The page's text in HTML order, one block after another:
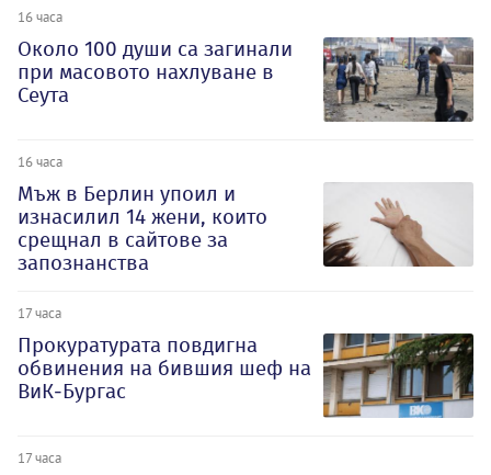
16 часа
Около 100 души са загинали
при масовото нахлуване в
Сеута
16 часа
Мъж в Берлин упоил и
изнасилил 14 жени, които
срещнал в сайтове за
запознанства
17 часа
Прокуратурата повдигна
обвинения на бившия шеф на
ВиК-Бургас
17 часа